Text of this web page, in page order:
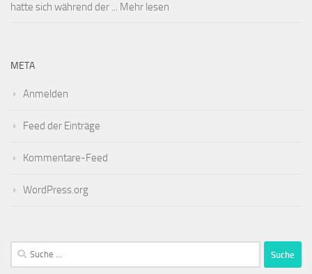
hatte sich während der ... Mehr lesen
META
Anmelden
Feed der Einträge
Kommentare-Feed
WordPress.org
Suche
nach: